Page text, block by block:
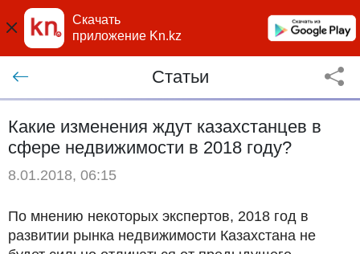
Скачать
приложение Kn.kz
Статьи
Какие изменения ждут казахстанцев в
сфере недвижимости в 2018 году?
8.01.2018, 06:15
По мнению некоторых экспертов, 2018 год в
развитии рынка недвижимости Казахстана не